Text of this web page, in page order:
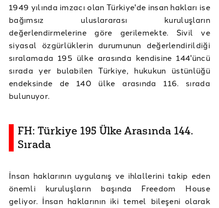
1949 yılında imzacı olan Türkiye'de insan hakları ise
bağımsız uluslararası kuruluşların
değerlendirmelerine göre gerilemekte. Sivil ve
siyasal özgürlüklerin durumunun değerlendirildiği
sıralamada 195 ülke arasında kendisine 144'üncü
sırada yer bulabilen Türkiye, hukukun üstünlüğü
endeksinde de 140 ülke arasında 116. sırada
bulunuyor.
FH: Türkiye 195 Ülke Arasında 144.
Sırada
İnsan haklarının uygulanış ve ihlallerini takip eden
önemli kuruluşların başında Freedom House
geliyor. İnsan haklarının iki temel bileşeni olarak